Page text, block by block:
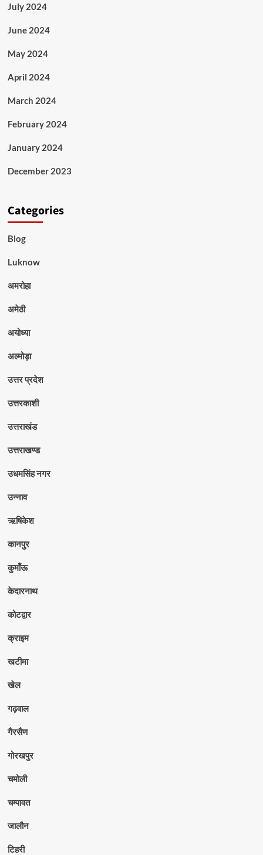
July 2024
June 2024
May 2024
April 2024
March 2024
February 2024
January 2024
December 2023
Categories
Blog
Luknow
अमरोहा
अमेठी
अयोध्या
अल्मोड़ा
उत्तर प्रदेश
उत्तरकाशी
उत्तराखंड
उत्तराखण्ड
उधमसिंह नगर
उन्नाव
ऋषिकेश
कानपुर
कुमाँऊ
केदारनाथ
कोटद्वार
क्राइम
खटीमा
खेल
गढ़वाल
गैरसैण
गोरखपुर
चमोली
चम्पावत
जालौन
टिहरी